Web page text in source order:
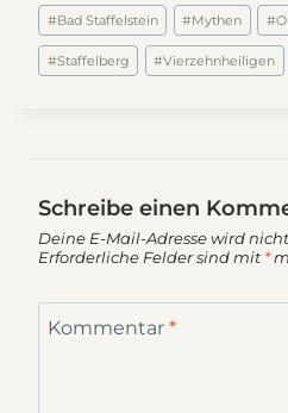
Schlagworte:
#Bad Staffelstein #Mythen #
#Staffelberg #Vierzehnheiligen
Schreibe einen
Deine E-Mail-Adresse wird
Erforderliche Felder sind mit *
Kommentar *